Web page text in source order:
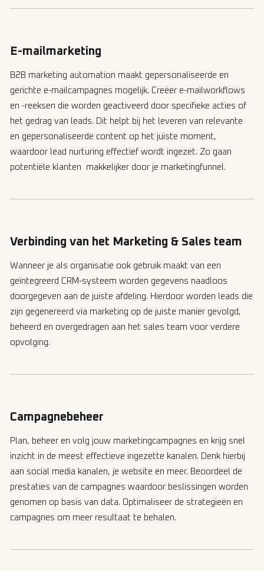
E-mailmarketing
B2B marketing automation maakt gepersonaliseerde en
gerichte e-mailcampagnes mogelijk. Creëer e-mailworkflows
en -reeksen die worden geactiveerd door specifieke acties of
het gedrag van leads. Dit helpt bij het leveren van relevante
en gepersonaliseerde content op het juiste moment,
waardoor lead nurturing effectief wordt ingezet. Zo gaan
potentiële klanten makkelijker door je marketingfunnel.
Verbinding van het Marketing & Sales team
Wanneer je als organisatie ook gebruik maakt van een
geïntegreerd CRM-systeem worden gegevens naadloos
doorgegeven aan de juiste afdeling. Hierdoor worden leads die
zijn gegenereerd via marketing op de juiste manier gevolgd,
beheerd en overgedragen aan het sales team voor verdere
opvolging.
Campagnebeheer
Plan, beheer en volg jouw marketingcampagnes en krijg snel
inzicht in de meest effectieve ingezette kanalen. Denk hierbij
aan social media kanalen, je website en meer. Beoordeel de
prestaties van de campagnes waardoor beslissingen worden
genomen op basis van data. Optimaliseer de strategieën en
campagnes om meer resultaat te behalen.